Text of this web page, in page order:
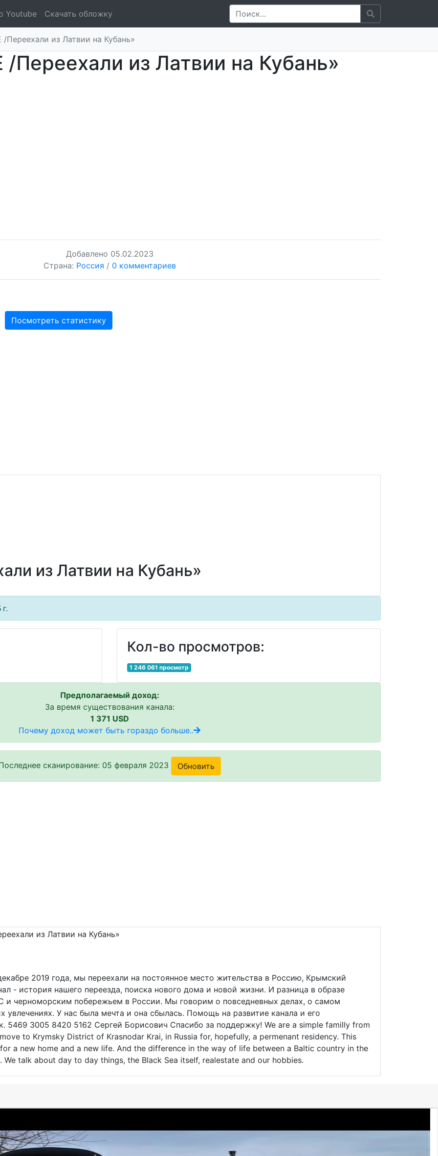
Youtube Скачать обложку
/Переехали из Латвии на Кубань»
/Переехали из Латвии на Кубань»
Добавлено 05.02.2023
Страна: Россия / 0 комментариев
Посмотреть статистику
из Латвии на Кубань»
Кол-во просмотров:
1 246 061 просмотр
Предполагаемый доход:
За время существования канала:
1 371 USD
Почему доход может быть гораздо больше..
сканирование: 05 февраля 2023 Обновить
2019 года, мы переехали на постоянное место жительства в Россию, Крымский
- история нашего переезда, поиска нового дома и новой жизни. И разница в образе
и черноморским побережьем в России. Мы говорим о повседневных делах, о самом
У нас была мечта и она сбылась. Помощь на развитие канала и его
5469 3005 8420 5162 Сергей Борисович Спасибо за поддержку! We are a simple familly from
to Krymsky District of Krasnodar Krai, in Russia for, hopefully, a permenant residency. This
a new home and a new life. And the difference in the way of life between a Baltic country in the
We talk about day to day things, the Black Sea itself, realestate and our hobbies.